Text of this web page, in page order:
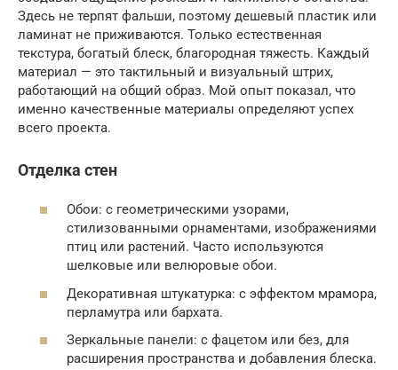
Здесь не терпят фальши, поэтому дешевый пластик или
ламинат не приживаются. Только естественная
текстура, богатый блеск, благородная тяжесть. Каждый
материал — это тактильный и визуальный штрих,
работающий на общий образ. Мой опыт показал, что
именно качественные материалы определяют успех
всего проекта.
Отделка стен
Обои: с геометрическими узорами,
стилизованными орнаментами, изображениями
птиц или растений. Часто используются
шелковые или велюровые обои.
Декоративная штукатурка: с эффектом мрамора,
перламутра или бархата.
Зеркальные панели: с фацетом или без, для
расширения пространства и добавления блеска.